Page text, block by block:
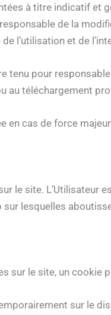
à titre indicatif et
de la
l’utilisation et de
pour
au téléchargement
en cas de force
le site. L’Utilisateur
lesquelles
sur le site, un
sur le